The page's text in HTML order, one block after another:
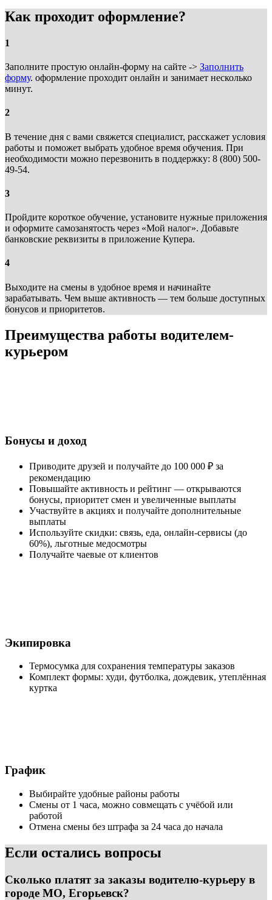
Как проходит оформление?
1
Заполните простую онлайн-форму на сайте -> Заполнить
форму. оформление проходит онлайн и занимает несколько
минут.
2
В течение дня с вами свяжется специалист, расскажет условия
работы и поможет выбрать удобное время обучения. При
необходимости можно перезвонить в поддержку: 8 (800) 500-
49-54.
3
Пройдите короткое обучение, установите нужные приложения
и оформите самозанятость через «Мой налог». Добавьте
банковские реквизиты в приложение Купера.
4
Выходите на смены в удобное время и начинайте
зарабатывать. Чем выше активность — тем больше доступных
бонусов и приоритетов.
Преимущества работы водителем-
курьером
Бонусы и доход
Приводите друзей и получайте до 100 000 ₽ за
рекомендацию
Повышайте активность и рейтинг — открываются
бонусы, приоритет смен и увеличенные выплаты
Участвуйте в акциях и получайте дополнительные
выплаты
Используйте скидки: связь, еда, онлайн-сервисы (до
60%), льготные медосмотры
Получайте чаевые от клиентов
Экипировка
Термосумка для сохранения температуры заказов
Комплект формы: худи, футболка, дождевик, утеплённая
куртка
График
Выбирайте удобные районы работы
Смены от 1 часа, можно совмещать с учёбой или
работой
Отмена смены без штрафа за 24 часа до начала
Если остались вопросы
Сколько платят за заказы водителю-курьеру в
городе МО, Егорьевск?